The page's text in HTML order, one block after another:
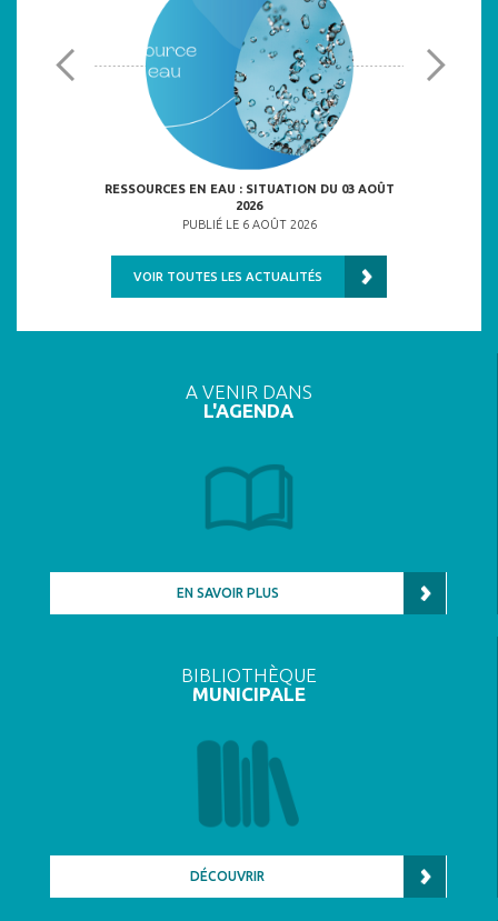
RESSOURCES EN EAU : SITUATION DU 03 AOÛT
2026
PUBLIÉ LE 6 AOÛT 2026
VOIR TOUTES LES ACTUALITÉS
A VENIR DANS
L'AGENDA
EN SAVOIR PLUS
BIBLIOTHÈQUE
MUNICIPALE
DÉCOUVRIR